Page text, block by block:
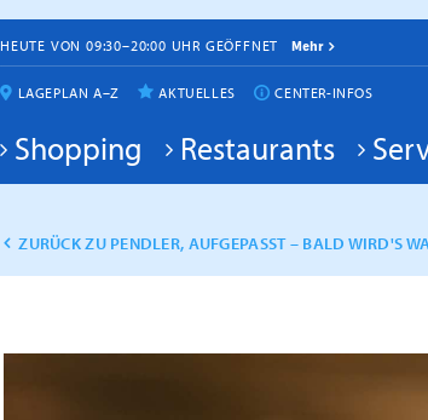
HEUTE VON 09:30–20:00 UHR GEÖFFNET Mehr
LAGEPLAN A–Z AKTUELLES CENTER-INFOS
Shopping Restaurants
ZURÜCK ZU PENDLER, AUFGEPASST – BALD WIRD'S